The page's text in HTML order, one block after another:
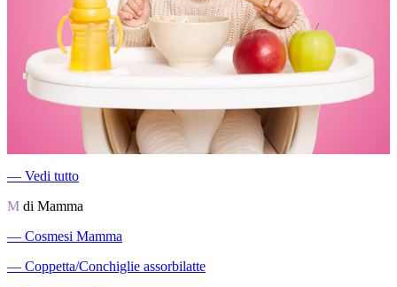
― Vedi tutto
M di Mamma
― Cosmesi Mamma
― Coppetta/Conchiglie assorbilatte